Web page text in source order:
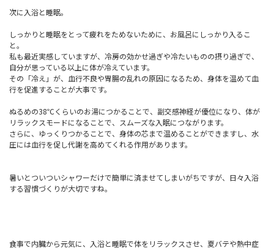
次に入浴と睡眠。
しっかりと睡眠をとって疲れをためないために、お風呂にしっかり入るこ
と。
私も最近実感していますが、冷房の効かせ過ぎや冷たいものの摂り過ぎで、
自分が思っている以上に体が冷えています。
その「冷え」が、血行不良や胃腸の乱れの原因になるため、身体を温めて血
行を促進することが大事です。
ぬるめの38℃くらいのお湯につかることで、副交感神経が優位になり、体が
リラックスモードになることで、スムーズな入眠につながります。
さらに、ゆっくりつかることで、身体の芯まで温めることができますし、水
圧には血行を促し代謝を高めてくれる作用があります。
暑いとついついシャワーだけで簡単に済ませてしまいがちですが、日々入浴
する習慣づくりが大切ですね。
食事で内臓から元気に、入浴と睡眠で体をリラックスさせ、夏バテや熱中症